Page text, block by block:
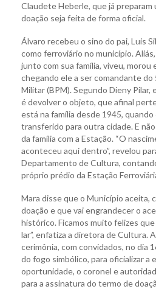
Claudete Heberle, que já preparam
doação seja feita de forma oficial.
Álvaro recebeu o sino do pai, Luis
como ferroviário no município.
junto com sua família, viveu, morou
chegando ele a ser comandante do
Militar (BPM). Segundo Dieny Pilar,
é devolver o objeto, que afinal
está na família desde 1945,
transferido para outra cidade. E
da família com a Estação. “O
aconteceu aqui dentro”, revelou
Departamento de Cultura,
próprio prédio da Estação
Mara disse que o Município aceita,
doação e que vai engrandecer o
histórico. Ficamos muito felizes
lar”, enfatiza a diretora de Cultura.
cerimônia, com convidados, no dia
do fogo simbólico, para oficializar a
oportunidade, o coronel e
para a assinatura do termo de